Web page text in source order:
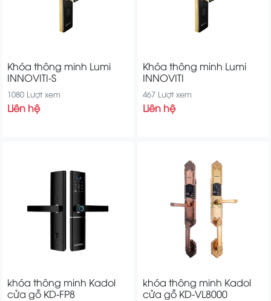
Khóa thông minh Lumi
INNOVITI-S
1080 Lượt xem
Liên hệ
Khóa thông minh Lumi
INNOVITI
467 Lượt xem
Liên hệ
khóa thông minh Kadol
cửa gỗ KD-FP8
khóa thông minh Kadol
cửa gỗ KD-VL8000